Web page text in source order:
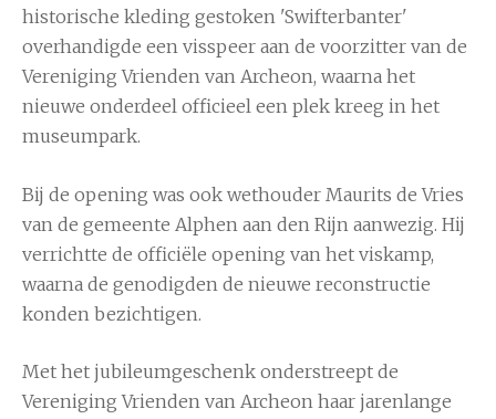
historische kleding gestoken 'Swifterbanter'
overhandigde een visspeer aan de voorzitter van de
Vereniging Vrienden van Archeon, waarna het
nieuwe onderdeel officieel een plek kreeg in het
museumpark.
Bij de opening was ook wethouder Maurits de Vries
van de gemeente Alphen aan den Rijn aanwezig. Hij
verrichtte de officiële opening van het viskamp,
waarna de genodigden de nieuwe reconstructie
konden bezichtigen.
Met het jubileumgeschenk onderstreept de
Vereniging Vrienden van Archeon haar jarenlange